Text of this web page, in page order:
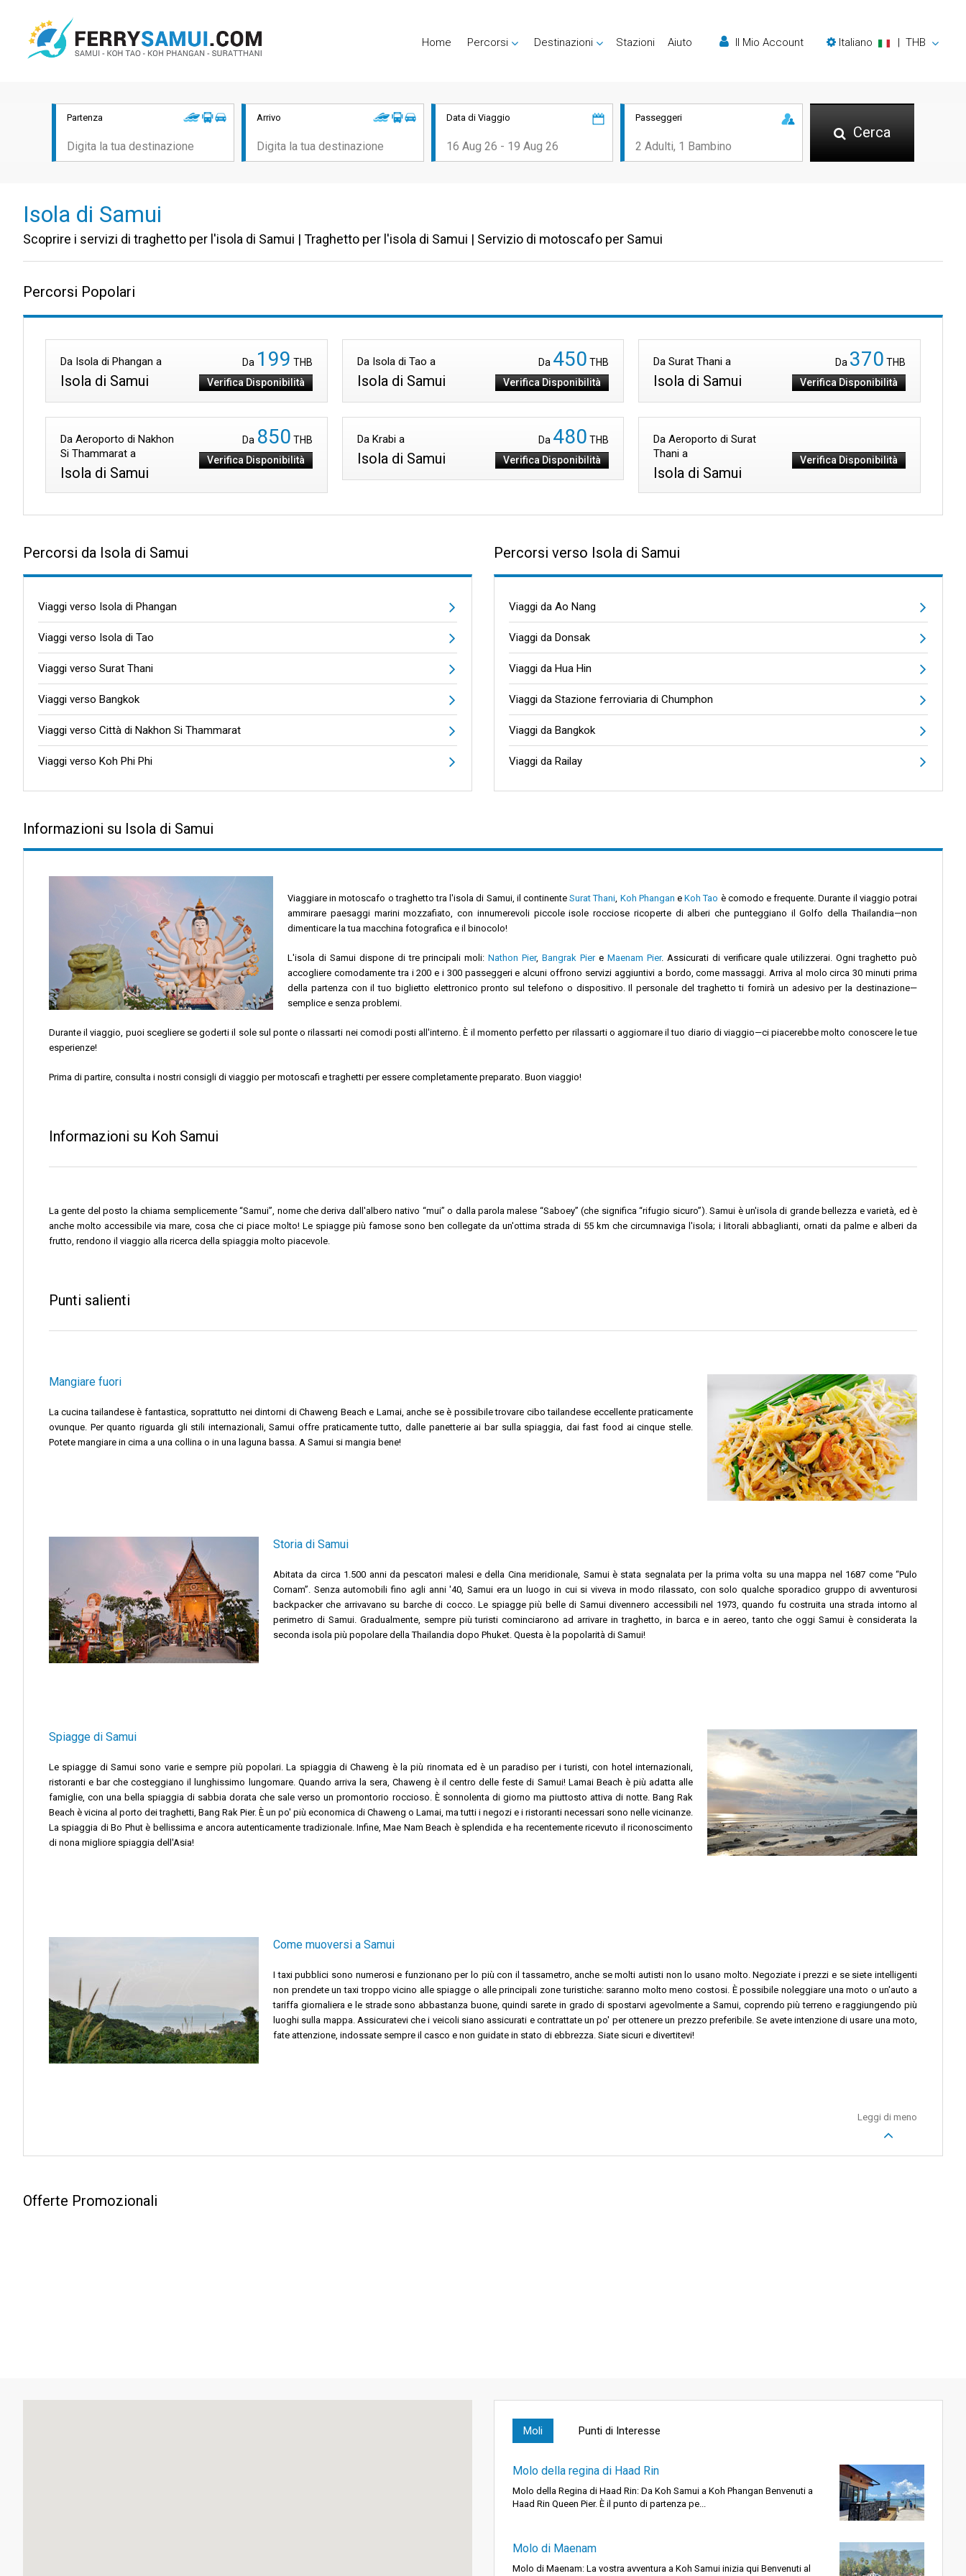
Home Percorsi Destinazioni Stazioni Aiuto Il Mio Account Italiano | THB
Partenza Arrivo Data di Viaggio Passeggeri
Cerca
Isola di Samui
Scoprire i servizi di traghetto per l'isola di Samui | Traghetto per l'isola di Samui | Servizio di motoscafo per Samui
Percorsi Popolari
Da Isola di Phangan a
Isola di Samui
Da 199 THB
Verifica Disponibilità
Da Isola di Tao a
Isola di Samui
Da 450 THB
Verifica Disponibilità
Da Surat Thani a
Isola di Samui
Da 370 THB
Verifica Disponibilità
Da Aeroporto di Nakhon
Si Thammarat a
Isola di Samui
Da 850 THB
Verifica Disponibilità
Da Krabi a
Isola di Samui
Da 480 THB
Verifica Disponibilità
Da Aeroporto di Surat
Thani a
Isola di Samui
Verifica Disponibilità
Percorsi da Isola di Samui
Viaggi verso Isola di Phangan
Viaggi verso Isola di Tao
Viaggi verso Surat Thani
Viaggi verso Bangkok
Viaggi verso Città di Nakhon Si Thammarat
Viaggi verso Koh Phi Phi
Percorsi verso Isola di Samui
Viaggi da Ao Nang
Viaggi da Donsak
Viaggi da Hua Hin
Viaggi da Stazione ferroviaria di Chumphon
Viaggi da Bangkok
Viaggi da Railay
Informazioni su Isola di Samui
Viaggiare in motoscafo o traghetto tra l'isola di Samui, il continenteSurat Thani Koh Phangan eKoh Tao è comodo e frequente. Durante il viaggio potrai
ammirare paesaggi marini mozzafiato, con innumerevoli piccole isole rocciose ricoperte di alberi che punteggiano il Golfo della Thailandia—non
dimenticare la tua macchina fotografica e il binocolo!
L'isola di Samui dispone di tre principali moli:Nathon Pier,Bangrak Piere Maenam Pier. Assicurati di verificare quale utilizzerai. Ogni traghetto può
accogliere comodamente tra i 200 e i 300 passeggeri e alcuni offrono servizi aggiuntivi a bordo, come massaggi. Arriva al molo circa 30 minuti prima
della partenza con il tuo biglietto elettronico pronto sul telefono o dispositivo. Il personale del traghetto ti fornirà un adesivo per la destinazione—
semplice e senza problemi.
Durante il viaggio, puoi scegliere se goderti il sole sul ponte o rilassarti nei comodi posti all'interno. È il momento perfetto per rilassarti o aggiornare il tuo diario di viaggio—ci piacerebbe molto conoscere le tue
esperienze!
Prima di partire, consulta i nostri consigli di viaggio per motoscafi e traghetti per essere completamente preparato. Buon viaggio!
Informazioni su Koh Samui
La gente del posto la chiama semplicemente “Samui”, nome che deriva dall'albero nativo “mui” o dalla parola malese “Saboey” (che significa “rifugio sicuro”). Samui è un'isola di grande bellezza e varietà, ed è
anche molto accessibile via mare, cosa che ci piace molto! Le spiagge più famose sono ben collegate da un'ottima strada di 55 km che circumnaviga l'isola; i litorali abbaglianti, ornati da palme e alberi da
frutto, rendono il viaggio alla ricerca della spiaggia molto piacevole.
Punti salienti
Mangiare fuori
La cucina tailandese è fantastica, soprattutto nei dintorni di Chaweng Beach e Lamai, anche se è possibile trovare cibo tailandese eccellente praticamente
ovunque. Per quanto riguarda gli stili internazionali, Samui offre praticamente tutto, dalle panetterie ai bar sulla spiaggia, dai fast food ai cinque stelle.
Potete mangiare in cima a una collina o in una laguna bassa. A Samui si mangia bene!
Storia di Samui
Abitata da circa 1.500 anni da pescatori malesi e della Cina meridionale, Samui è stata segnalata per la prima volta su una mappa nel 1687 come “Pulo
Cornam”. Senza automobili fino agli anni '40, Samui era un luogo in cui si viveva in modo rilassato, con solo qualche sporadico gruppo di avventurosi
backpacker che arrivavano su barche di cocco. Le spiagge più belle di Samui divennero accessibili nel 1973, quando fu costruita una strada intorno al
perimetro di Samui. Gradualmente, sempre più turisti cominciarono ad arrivare in traghetto, in barca e in aereo, tanto che oggi Samui è considerata la
seconda isola più popolare della Thailandia dopo Phuket. Questa è la popolarità di Samui!
Spiagge di Samui
Le spiagge di Samui sono varie e sempre più popolari. La spiaggia di Chaweng è la più rinomata ed è un paradiso per i turisti, con hotel internazionali,
ristoranti e bar che costeggiano il lunghissimo lungomare. Quando arriva la sera, Chaweng è il centro delle feste di Samui! Lamai Beach è più adatta alle
famiglie, con una bella spiaggia di sabbia dorata che sale verso un promontorio roccioso. È sonnolenta di giorno ma piuttosto attiva di notte. Bang Rak
Beach è vicina al porto dei traghetti, Bang Rak Pier. È un po' più economica di Chaweng o Lamai, ma tutti i negozi e i ristoranti necessari sono nelle vicinanze.
La spiaggia di Bo Phut è bellissima e ancora autenticamente tradizionale. Infine, Mae Nam Beach è splendida e ha recentemente ricevuto il riconoscimento
di nona migliore spiaggia dell'Asia!
Come muoversi a Samui
I taxi pubblici sono numerosi e funzionano per lo più con il tassametro, anche se molti autisti non lo usano molto. Negoziate i prezzi e se siete intelligenti
non prendete un taxi troppo vicino alle spiagge o alle principali zone turistiche: saranno molto meno costosi. È possibile noleggiare una moto o un'auto a
tariffa giornaliera e le strade sono abbastanza buone, quindi sarete in grado di spostarvi agevolmente a Samui, coprendo più terreno e raggiungendo più
luoghi sulla mappa. Assicuratevi che i veicoli siano assicurati e contrattate un po' per ottenere un prezzo preferibile. Se avete intenzione di usare una moto,
fate attenzione, indossate sempre il casco e non guidate in stato di ebbrezza. Siate sicuri e divertitevi!
Leggi di meno
Offerte Promozionali
Moli Punti di Interesse
Molo della regina di Haad Rin
Molo della Regina di Haad Rin: Da Koh Samui a Koh Phangan Benvenuti a
Haad Rin Queen Pier. È il punto di partenza pe...
Molo di Maenam
Molo di Maenam: La vostra avventura a Koh Samui inizia qui Benvenuti al